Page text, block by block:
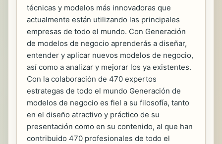
técnicas y modelos más innovadoras que
actualmente están utilizando las principales
empresas de todo el mundo. Con Generación
de modelos de negocio aprenderás a diseñar,
entender y aplicar nuevos modelos de negocio,
así como a analizar y mejorar los ya existentes.
Con la colaboración de 470 expertos
estrategas de todo el mundo Generación de
modelos de negocio es fiel a su filosofía, tanto
en el diseño atractivo y práctico de su
presentación como en su contenido, al que han
contribuido 470 profesionales de todo el